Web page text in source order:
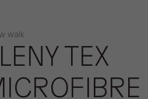
walk
TEX